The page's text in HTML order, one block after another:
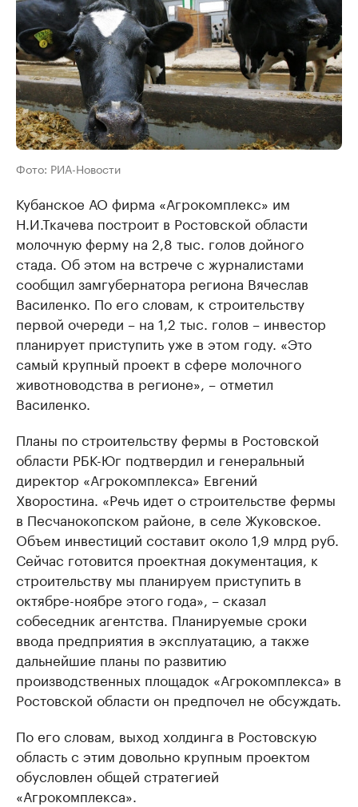
Фото: РИА-Новости
Кубанское АО фирма «Агрокомплекс» им
Н.И.Ткачева построит в Ростовской области
молочную ферму на 2,8 тыс. голов дойного
стада. Об этом на встрече с журналистами
сообщил замгубернатора региона Вячеслав
Василенко. По его словам, к строительству
первой очереди – на 1,2 тыс. голов – инвестор
планирует приступить уже в этом году. «Это
самый крупный проект в сфере молочного
животноводства в регионе», – отметил
Василенко.
Планы по строительству фермы в Ростовской
области РБК-Юг подтвердил и генеральный
директор «Агрокомплекса» Евгений
Хворостина. «Речь идет о строительстве фермы
в Песчанокопском районе, в селе Жуковское.
Объем инвестиций составит около 1,9 млрд руб.
Сейчас готовится проектная документация, к
строительству мы планируем приступить в
октябре-ноябре этого года», – сказал
собеседник агентства. Планируемые сроки
ввода предприятия в эксплуатацию, а также
дальнейшие планы по развитию
производственных площадок «Агрокомплекса» в
Ростовской области он предпочел не обсуждать.
По его словам, выход холдинга в Ростовскую
область с этим довольно крупным проектом
обусловлен общей стратегией
«Агрокомплекса».